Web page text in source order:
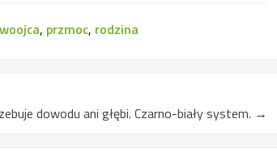
, przmoc, rodzina
dowodu ani głębi. Czarno-biały system. →